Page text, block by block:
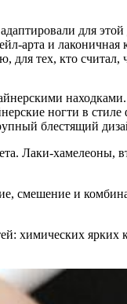
для
и лаконичная
тех, кто считал,
ногти в
блестящий
Лаки-хамелеоны,
смешение и
химических